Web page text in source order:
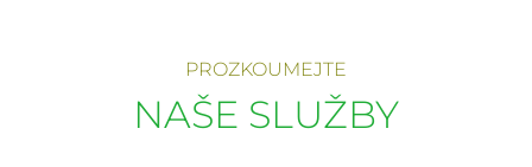
PROZKOUMEJTE
NAŠE SLUŽBY